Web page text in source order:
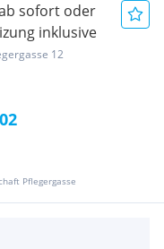
sofort oder
inklusive
12
Pflegergasse